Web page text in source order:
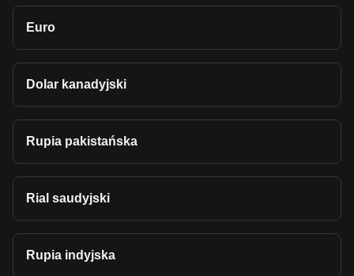
Euro
Dolar kanadyjski
Rupia pakistańska
Rial saudyjski
Rupia indyjska